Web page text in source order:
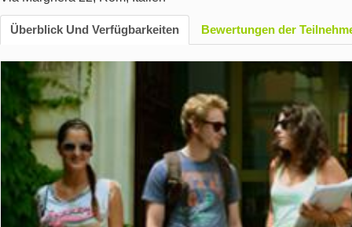
DURCHSUCHEN
Login
Hilfe
Währung €
Sprache
Überblick Und Verfügbarkeiten Bewertungen der